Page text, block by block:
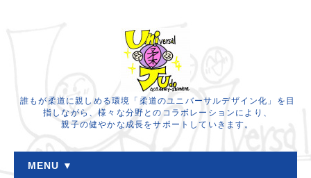
誰もが柔道に親しめる環境「柔道のユニバーサルデザイン化」を目
指しながら、様々な分野とのコラボレーションにより、
親子の健やかな成長をサポートしていきます。
MENU ▼